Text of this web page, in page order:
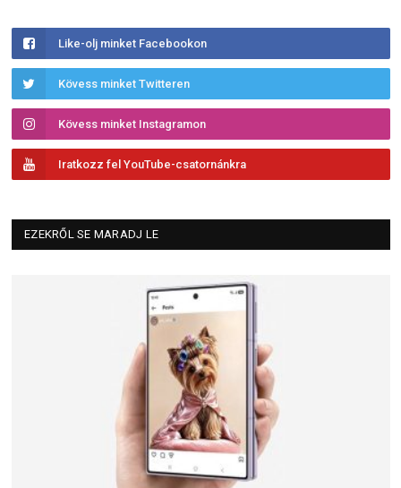
Like-olj minket Facebookon
Kövess minket Twitteren
Kövess minket Instagramon
Iratkozz fel YouTube-csatornánkra
EZEKRŐL SE MARADJ LE